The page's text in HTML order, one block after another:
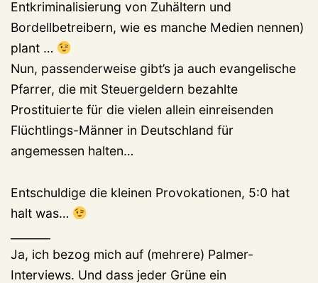
Entkriminalisierung von Zuhältern und
Bordellbetreibern, wie es manche Medien nennen)
plant …
Nun, passenderweise gibt’s ja auch evangelische
Pfarrer, die mit Steuergeldern bezahlte
Prostituierte für die vielen allein einreisenden
Flüchtlings-Männer in Deutschland für
angemessen halten…
Entschuldige die kleinen Provokationen, 5:0 hat
halt was…
Ja, ich bezog mich auf (mehrere) Palmer-
Interviews. Und dass jeder Grüne ein